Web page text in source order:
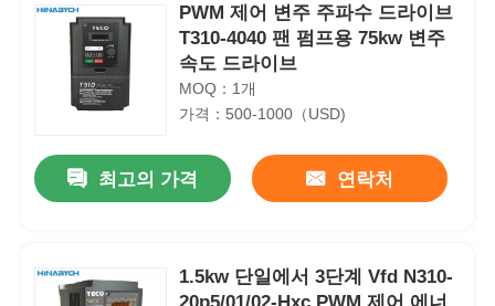
PWM 제어 변주 주파수 드라이브
T310-4040 팬 펌프용 75kw 변주
속도 드라이브
MOQ：1개
가격：500-1000（USD)
최고의 가격 연락처
1.5kw 단일에서 3단계 Vfd N310-